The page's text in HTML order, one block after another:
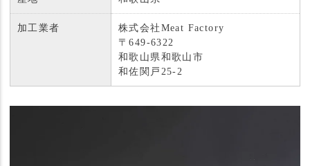
加工業者
株式会社Meat Factory
〒649-6322
和歌山県和歌山市
和佐関戸25-2